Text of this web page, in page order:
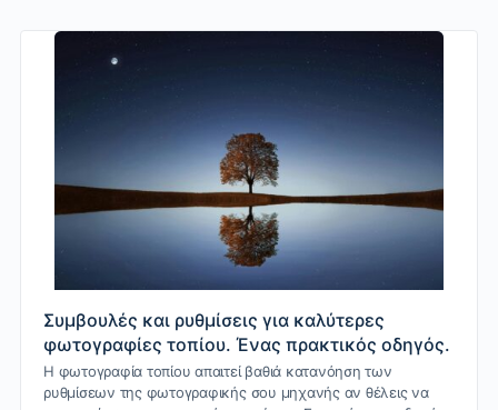
Συμβουλές και ρυθμίσεις για καλύτερες
φωτογραφίες τοπίου. Ένας πρακτικός οδηγός.
Η φωτογραφία τοπίου απαιτεί βαθιά κατανόηση των
ρυθμίσεων της φωτογραφικής σου μηχανής αν θέλεις να